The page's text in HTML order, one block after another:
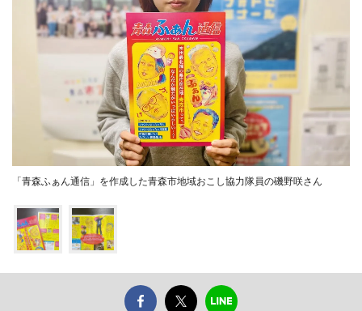
「青森ふぁん通信」を作成した青森市地域おこし協力隊員の磯野咲さん